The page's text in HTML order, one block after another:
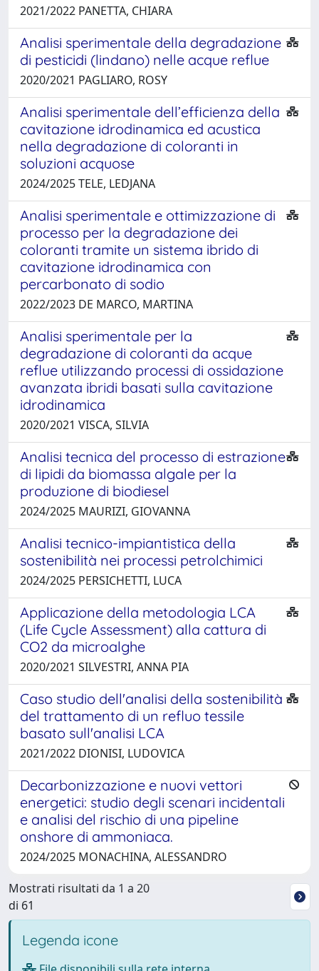
2021/2022 PANETTA, CHIARA
Analisi sperimentale della degradazione
di pesticidi (lindano) nelle acque reflue
2020/2021 PAGLIARO, ROSY
Analisi sperimentale dell’efficienza della
cavitazione idrodinamica ed acustica
nella degradazione di coloranti in
soluzioni acquose
2024/2025 TELE, LEDJANA
Analisi sperimentale e ottimizzazione di
processo per la degradazione dei
coloranti tramite un sistema ibrido di
cavitazione idrodinamica con
percarbonato di sodio
2022/2023 DE MARCO, MARTINA
Analisi sperimentale per la
degradazione di coloranti da acque
reflue utilizzando processi di ossidazione
avanzata ibridi basati sulla cavitazione
idrodinamica
2020/2021 VISCA, SILVIA
Analisi tecnica del processo di estrazione
di lipidi da biomassa algale per la
produzione di biodiesel
2024/2025 MAURIZI, GIOVANNA
Analisi tecnico-impiantistica della
sostenibilità nei processi petrolchimici
2024/2025 PERSICHETTI, LUCA
Applicazione della metodologia LCA
(Life Cycle Assessment) alla cattura di
CO2 da microalghe
2020/2021 SILVESTRI, ANNA PIA
Caso studio dell'analisi della sostenibilità
del trattamento di un refluo tessile
basato sull'analisi LCA
2021/2022 DIONISI, LUDOVICA
Decarbonizzazione e nuovi vettori
energetici: studio degli scenari incidentali
e analisi del rischio di una pipeline
onshore di ammoniaca.
2024/2025 MONACHINA, ALESSANDRO
Mostrati risultati da 1 a 20
di 61
Legenda icone